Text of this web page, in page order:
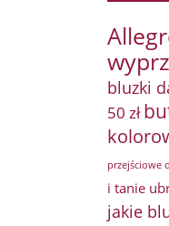
bluzki
50 zł
przejściowe
i tanie
jakie